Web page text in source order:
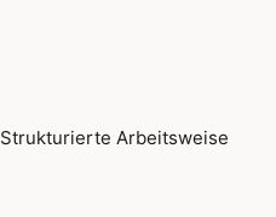
Strukturierte Arbeitsweise